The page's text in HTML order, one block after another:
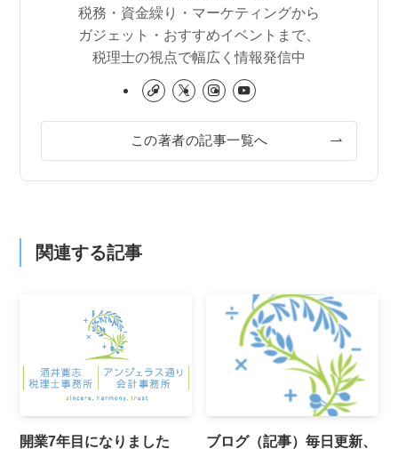
税務・資金繰り・マーケティングから
ガジェット・おすすめイベントまで、
税理士の視点で幅広く情報発信中
この著者の記事一覧へ
関連する記事
開業7年目になりました
ブログ（記事）毎日更新、